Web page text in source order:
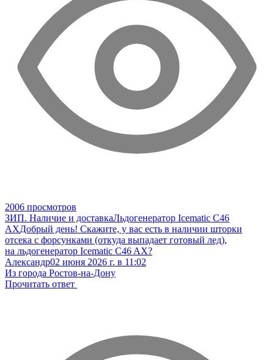
2006 просмотров
ЗИП. Наличие и доставкаЛьдогенератор Icematic C46
AXДобрый день! Скажите, у вас есть в наличии шторки
отсека с форсунками (откуда выпадает готовый лед),
на льдогенератор Icematic C46 AX?
Александр02 июня 2026 г. в 11:02
Из города Ростов-на-Дону
Прочитать ответ